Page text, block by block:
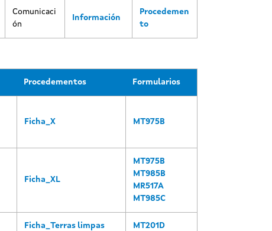
Comunicaci
ón
Información
Procedemen
to
Procedementos Formularios
Ficha_X MT975B
Ficha_XL
MT975B
MT985B
MR517A
MT985C
Ficha_Terras limpas MT201D